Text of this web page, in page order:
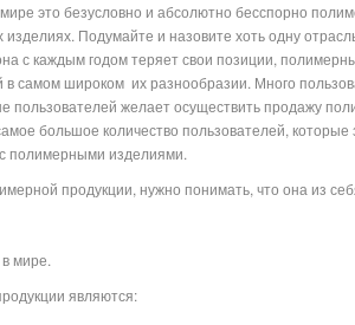
это безусловно и абсолютно бесспорно
Подумайте и назовите хоть одну
с каждым годом теряет свои позиции,
самом широком их разнообразии. Много
желает осуществить продажу
большое количество пользователей,
работает только с полимерными
продукции, нужно понимать, что она из
мире.
являются: